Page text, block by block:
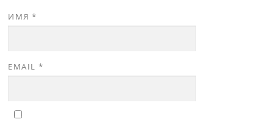
ИМЯ*
EMAIL*